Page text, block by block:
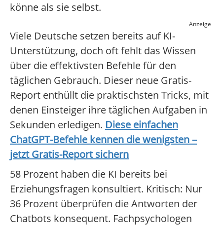
könne als sie selbst.
Anzeige
Viele Deutsche setzen bereits auf KI-
Unterstützung, doch oft fehlt das Wissen
über die effektivsten Befehle für den
täglichen Gebrauch. Dieser neue Gratis-
Report enthüllt die praktischsten Tricks, mit
denen Einsteiger ihre täglichen Aufgaben in
Sekunden erledigen. Diese einfachen
ChatGPT-Befehle kennen die wenigsten –
jetzt Gratis-Report sichern
58 Prozent haben die KI bereits bei
Erziehungsfragen konsultiert. Kritisch: Nur
36 Prozent überprüfen die Antworten der
Chatbots konsequent. Fachpsychologen